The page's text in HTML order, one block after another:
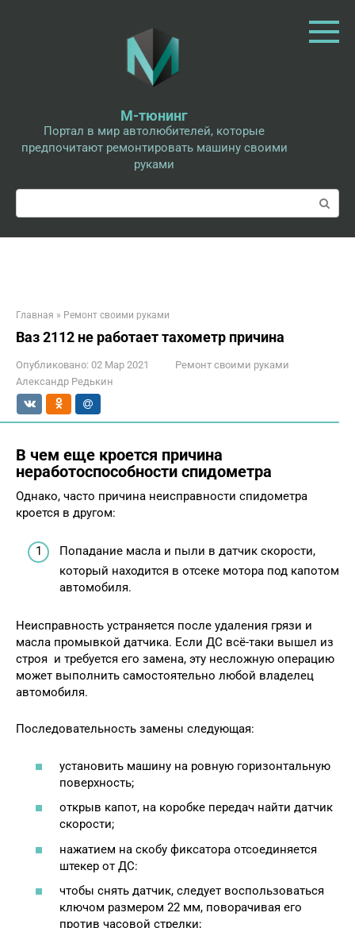
М-тюнинг
Портал в мир автолюбителей, которые
предпочитают ремонтировать машину своими
руками
Поиск:
Главная » Ремонт своими руками
Ваз 2112 не работает тахометр причина
Опубликовано: 02 Мар 2021
Ремонт своими руками
Александр Редькин
В чем еще кроется причина
неработоспособности спидометра
Однако, часто причина неисправности спидометра
кроется в другом:
Попадание масла и пыли в датчик скорости,
который находится в отсеке мотора под капотом
автомобиля.
Неисправность устраняется после удаления грязи и
масла промывкой датчика. Если ДС всё-таки вышел из
строя и требуется его замена, эту несложную операцию
может выполнить самостоятельно любой владелец
автомобиля.
Последовательность замены следующая:
установить машину на ровную горизонтальную
поверхность;
открыв капот, на коробке передач найти датчик
скорости;
нажатием на скобу фиксатора отсоединяется
штекер от ДС:
чтобы снять датчик, следует воспользоваться
ключом размером 22 мм, поворачивая его
против часовой стрелки;